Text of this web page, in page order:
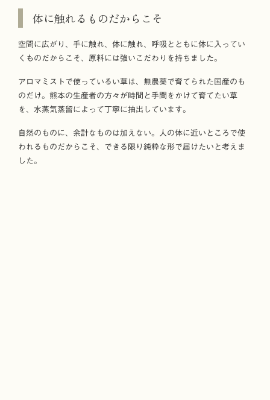
体に触れるものだからこそ
空間に広がり、手に触れ、体に触れ、呼吸とともに体に入ってい
くものだからこそ、原料には強いこだわりを持ちました。
アロマミストで使っているい草は、無農薬で育てられた国産のも
のだけ。熊本の生産者の方々が時間と手間をかけて育てたい草
を、水蒸気蒸留によって丁寧に抽出しています。
自然のものに、余計なものは加えない。人の体に近いところで使
われるものだからこそ、できる限り純粋な形で届けたいと考えま
した。